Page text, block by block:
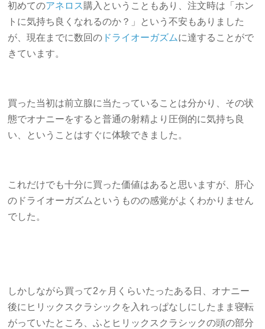
初めてのアネロス購入ということもあり、注文時は「ホン
トに気持ち良くなれるのか？」という不安もありました
が、現在までに数回の ドライオーガズムに達することがで
きています。
買った当初は前立腺に当たっていることは分かり、その状
態でオナニーをすると普通の射精より圧倒的に気持ち良
い、ということはすぐに体験できました。
これだけでも十分に買った価値はあると思いますが、肝心
のドライオーガズムというものの感覚がよくわかりません
でした。
しかしながら買って2ヶ月くらいたったある日、オナニー
後にヒリックスクラシックを入れっぱなしにしたまま寝転
がっていたところ、ふとヒリックスクラシックの頭の部分